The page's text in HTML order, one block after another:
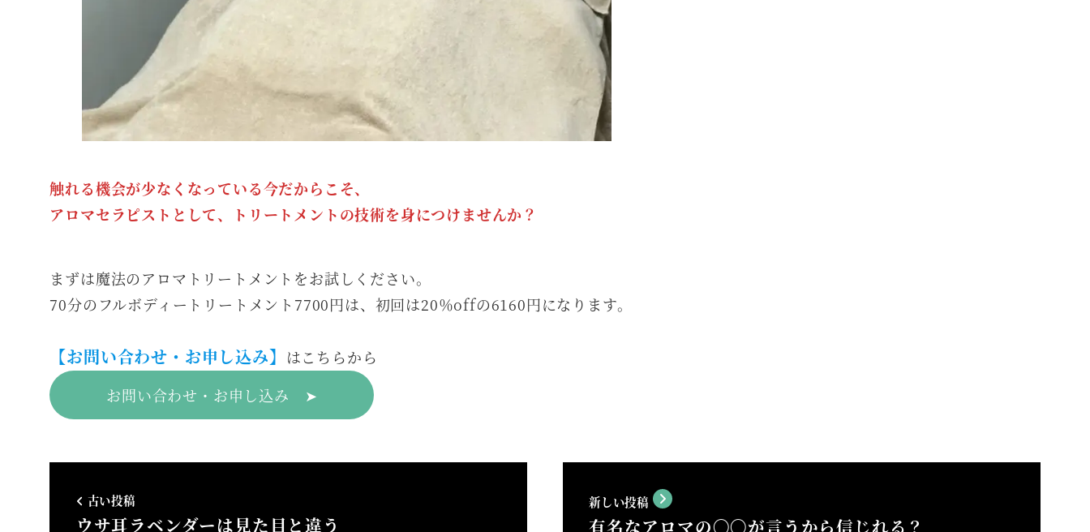
触れる機会が少なくなっている今だからこそ、
アロマセラピストとして、トリートメントの技術を身につけませんか？
まずは魔法のアロマトリートメントをお試しください。
70分のフルボディートリートメント7700円は、初回は20％offの6160円になります。
【お問い合わせ・お申し込み】 はこちらから
お問い合わせ・お申し込み ➤
古い投稿
ウサ耳ラベンダーは見た目と違う
新しい投稿
有名なアロマの〇〇が言うから信じれる？